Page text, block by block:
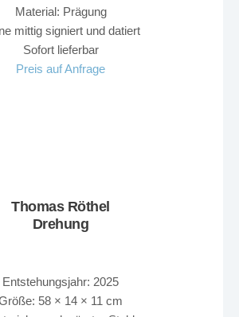
Material: Prägung
mittig signiert und datiert
Sofort lieferbar
Preis auf Anfrage
Thomas Röthel
Drehung
Entstehungsjahr: 2025
58 × 14 × 11 cm